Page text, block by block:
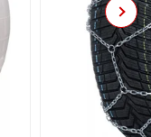
Next